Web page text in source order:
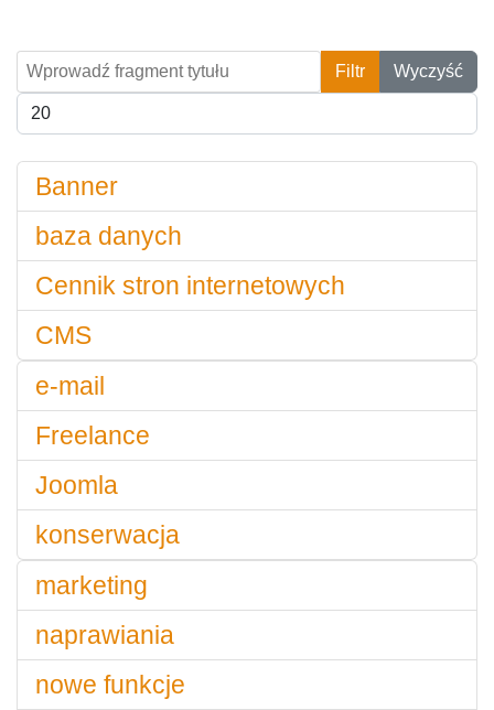
Wprowadź fragment tytułu Filtr
Wyczyść
Pokaż #
Banner
baza danych
Cennik stron internetowych
CMS
e-mail
Freelance
Joomla
konserwacja
marketing
naprawiania
nowe funkcje